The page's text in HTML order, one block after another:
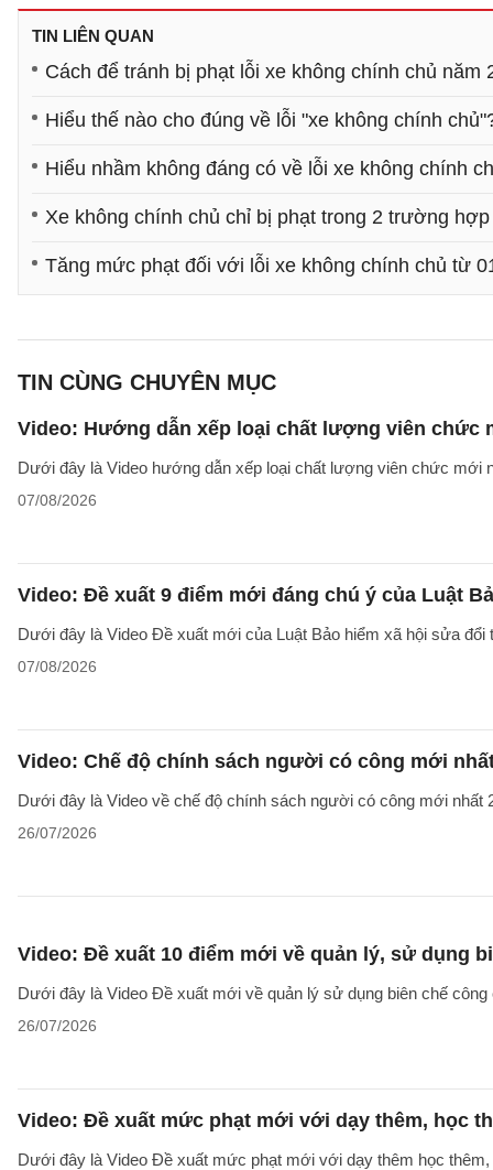
TIN LIÊN QUAN
Cách để tránh bị phạt lỗi xe không chính chủ năm
Hiểu thế nào cho đúng về lỗi "xe không chính
Hiểu nhầm không đáng có về lỗi xe không chính
Xe không chính chủ chỉ bị phạt trong 2 trường
Tăng mức phạt đối với lỗi xe không chính chủ từ
TIN CÙNG CHUYÊN MỤC
Video: Hướng dẫn xếp loại chất lượng viên chức
Dưới đây là Video hướng dẫn xếp loại chất lượng viên chức mới
07/08/2026
Video: Đề xuất 9 điểm mới đáng chú ý của Luật
Dưới đây là Video Đề xuất mới của Luật Bảo hiểm xã hội sửa
07/08/2026
Video: Chế độ chính sách người có công mới
Dưới đây là Video về chế độ chính sách người có công mới nhất
26/07/2026
Video: Đề xuất 10 điểm mới về quản lý, sử dụng
Dưới đây là Video Đề xuất mới về quản lý sử dụng biên chế
26/07/2026
Video: Đề xuất mức phạt mới với dạy thêm, học
Dưới đây là Video Đề xuất mức phạt mới với dạy thêm học thêm,